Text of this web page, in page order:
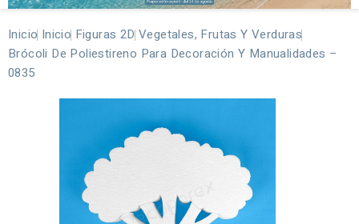
Inicio Inicio Figuras 2D Vegetales, Frutas Y Verduras
Brócoli De Poliestireno Para Decoración Y Manualidades –
0835